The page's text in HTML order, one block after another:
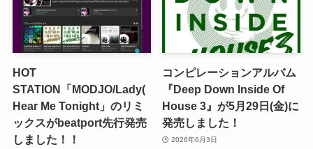
HOT
STATION「MODJO/Lady(
Hear Me Tonight」のリミ
ックスがbeatport先行発売
しました！！
コンピレーションアルバム
『Deep Down Inside Of
House 3』が5月29日(金)に
発売しました！
2026年6月3日